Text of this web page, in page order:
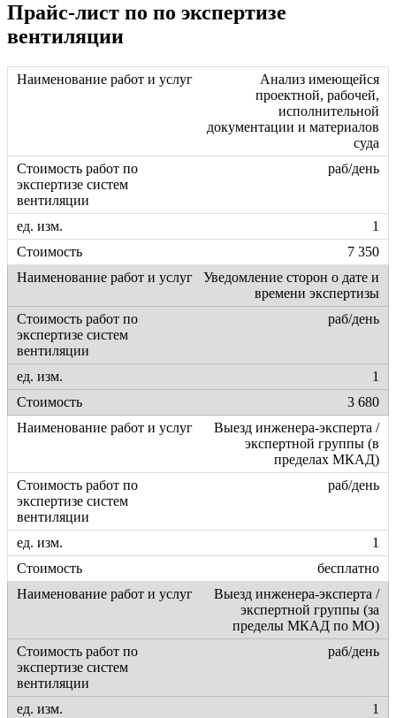
Прайс-лист по по экспертизе
вентиляции
Анализ имеющейся
проектной, рабочей,
исполнительной
документации и материалов
суда
раб/день
1
7 350
Уведомление сторон о дате и
времени экспертизы
раб/день
1
3 680
Выезд инженера-эксперта /
экспертной группы (в
пределах МКАД)
раб/день
1
бесплатно
Выезд инженера-эксперта /
экспертной группы (за
пределы МКАД по МО)
раб/день
1